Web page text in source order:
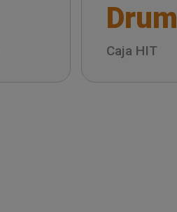
Drum
Caja HIT